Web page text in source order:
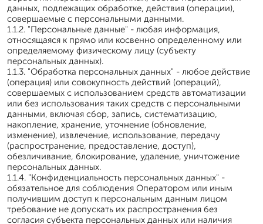
данных, подлежащих обработке, действия (операции),
совершаемые с персональными данными.
1.1.2. "Персональные данные" - любая информация,
относящаяся к прямо или косвенно определенному или
определяемому физическому лицу (субъекту
персональных данных).
1.1.3. "Обработка персональных данных" - любое действие
(операция) или совокупность действий (операций),
совершаемых с использованием средств автоматизации
или без использования таких средств с персональными
данными, включая сбор, запись, систематизацию,
накопление, хранение, уточнение (обновление,
изменение), извлечение, использование, передачу
(распространение, предоставление, доступ),
обезличивание, блокирование, удаление, уничтожение
персональных данных.
1.1.4. "Конфиденциальность персональных данных" -
обязательное для соблюдения Оператором или иным
получившим доступ к персональным данным лицом
требование не допускать их распространения без
согласия субъекта персональных данных или наличия